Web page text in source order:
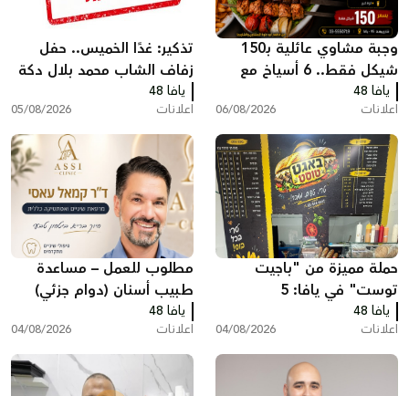
وجبة مشاوي عائلية بـ150
شيكل فقط.. 6 أسياخ مع
كامل الإضافات في مطعم
أبو حلوة بيافا
يافا 48
اعلانات 06/08/2026
تذكير: غدًا الخميس.. حفل
زفاف الشاب محمد بلال دكة
يافا 48
اعلانات 05/08/2026
حملة مميزة من "باجيت
توست" في يافا: 5
ساندويشات باجيت مع
شيبس وكولا بـ200 شيكل
يافا 48
اعلانات 04/08/2026
مطلوب للعمل – مساعدة
طبيب أسنان (دوام جزئي)
يافا 48
اعلانات 04/08/2026